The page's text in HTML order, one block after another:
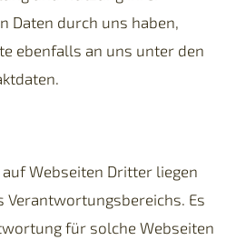
Daten durch uns haben,
ebenfalls an uns unter den
Webseiten Dritter liegen
Verantwortungsbereichs. Es
für solche Webseiten